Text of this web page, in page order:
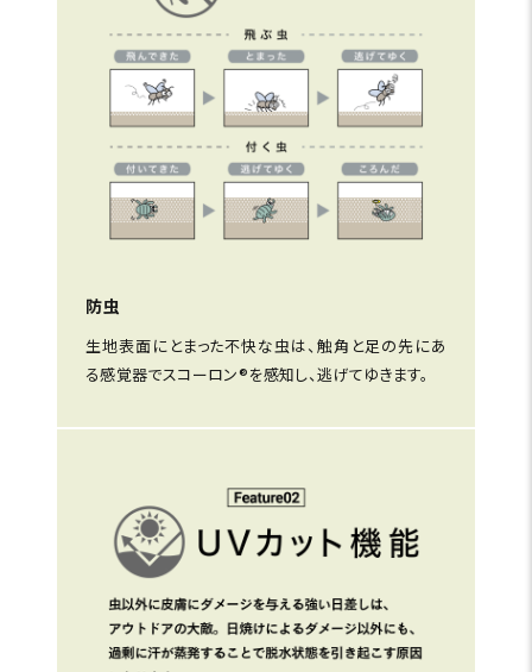
防虫
生地表面にとまった不快な虫は、触角と足の先にあ
る感覚器でスコーロン®を感知し、逃げてゆきます。